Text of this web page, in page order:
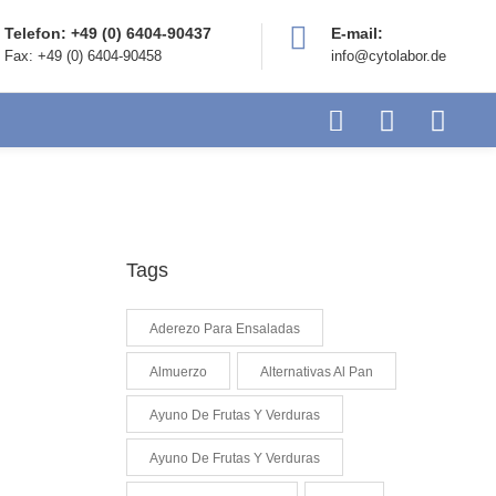
Telefon: +49 (0) 6404-90437
Fax: +49 (0) 6404-90458
E-mail:
info@cytolabor.de
Tags
Aderezo Para Ensaladas
Almuerzo Alternativas Al Pan
Ayuno De Frutas Y Verduras
Ayuno De Frutas Y Verduras